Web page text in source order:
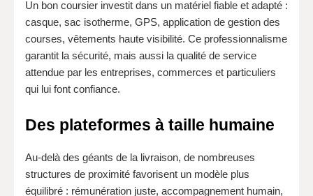
Un bon coursier investit dans un matériel fiable et adapté :
casque, sac isotherme, GPS, application de gestion des
courses, vêtements haute visibilité. Ce professionnalisme
garantit la sécurité, mais aussi la qualité de service
attendue par les entreprises, commerces et particuliers
qui lui font confiance.
Des plateformes à taille humaine
Au-delà des géants de la livraison, de nombreuses
structures de proximité favorisent un modèle plus
équilibré : rémunération juste, accompagnement humain,